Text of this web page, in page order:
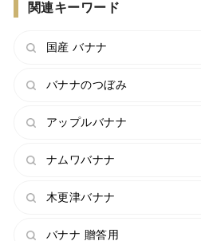
関連キーワード
国産 バナナ
バナナのつぼみ
アップルバナナ
ナムワバナナ
木更津バナナ
バナナ 贈答用